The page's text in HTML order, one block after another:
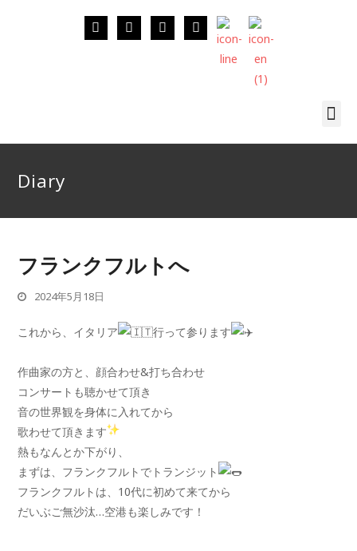
Diary
フランクフルトへ
2024年5月18日
これから、イタリア 行って参ります
作曲家の方と、顔合わせ&打ち合わせ
コンサートも聴かせて頂き
音の世界観を身体に入れてから
歌わせて頂きます
熱もなんとか下がり、
まずは、フランクフルトでトランジット
フランクフルトは、10代に初めて来てから
だいぶご無沙汰…空港も楽しみです！